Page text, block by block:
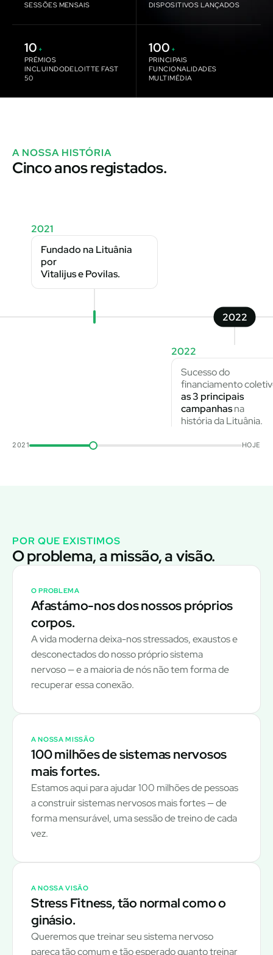
SESSÕES MENSAIS
DISPOSITIVOS LANÇADOS
10 +
PRÉMIOS
INCLUINDODELOITTE FAST
50
100 +
PRINCIPAIS
FUNCIONALIDADES
MULTIMÉDIA
A NOSSA HISTÓRIA
Cinco anos registados.
2021
Fundado na Lituânia
por
Vitalijus e Povilas.
2022
2022
Sucesso do
financiamento
as 3 principais
campanhasna
história da Lituânia.
2021 HOJE
POR QUE EXISTIMOS
O problema, a missão, a visão.
O PROBLEMA
Afastámo-nos dos nossos próprios
corpos.
A vida moderna deixa-nos stressados, exaustos e
desconectados do nosso próprio sistema
nervoso — e a maioria de nós não tem forma de
recuperar essa conexão.
A NOSSA MISSÃO
100 milhões de sistemas nervosos
mais fortes.
Estamos aqui para ajudar 100 milhões de pessoas
a construir sistemas nervosos mais fortes — de
forma mensurável, uma sessão de treino de cada
vez.
A NOSSA VISÃO
Stress Fitness, tão normal como o
ginásio.
Queremos que treinar seu sistema nervoso
pareça tão comum e tão esperado quanto treinar